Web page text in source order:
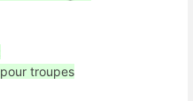
troupes